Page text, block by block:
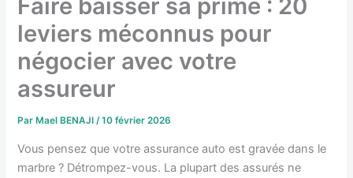
Faire baisser sa prime : 20
leviers méconnus pour
négocier avec votre
assureur
Par Mael BENAJI/10 février 2026
Vous pensez que votre assurance auto est gravée dans le
marbre ? Détrompez-vous. La plupart des assurés ne